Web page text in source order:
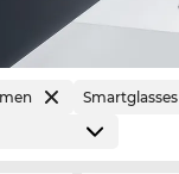
Smartglasses